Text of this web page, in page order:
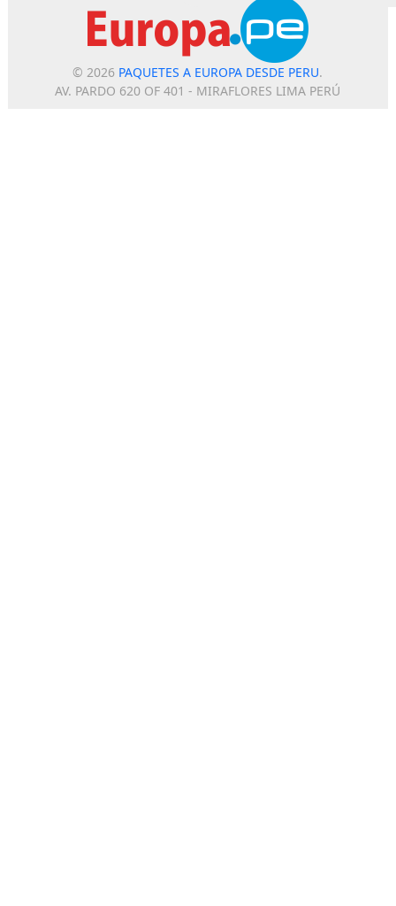
© 2026 PAQUETES A EUROPA DESDE PERU.
AV. PARDO 620 OF 401 - MIRAFLORES LIMA PERÚ